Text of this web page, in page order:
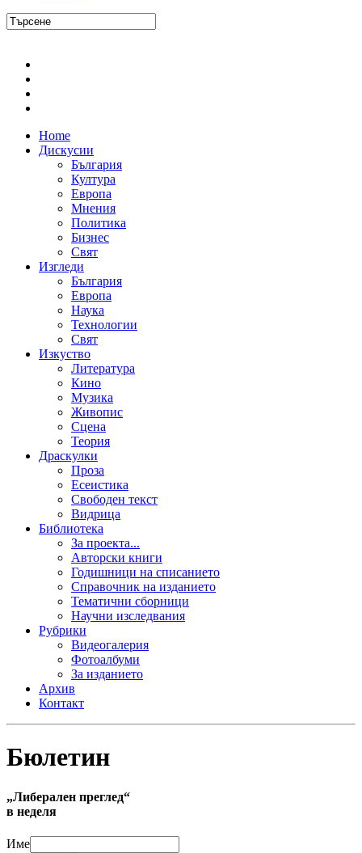
Home
Дискусии
България
Култура
Европа
Мнения
Политика
Бизнес
Свят
Изгледи
България
Европа
Наука
Технологии
Свят
Изкуство
Литература
Кино
Музика
Живопис
Сцена
Теория
Драскулки
Проза
Есеистика
Свободен текст
Видрица
Библиотека
За проекта...
Авторски книги
Годишници на списанието
Справочник на изданието
Тематични сборници
Научни изследвания
Рубрики
Видеогалерия
Фотоалбуми
За изданието
Архив
Контакт
Бюлетин
„Либерален преглед“
в неделя
Име